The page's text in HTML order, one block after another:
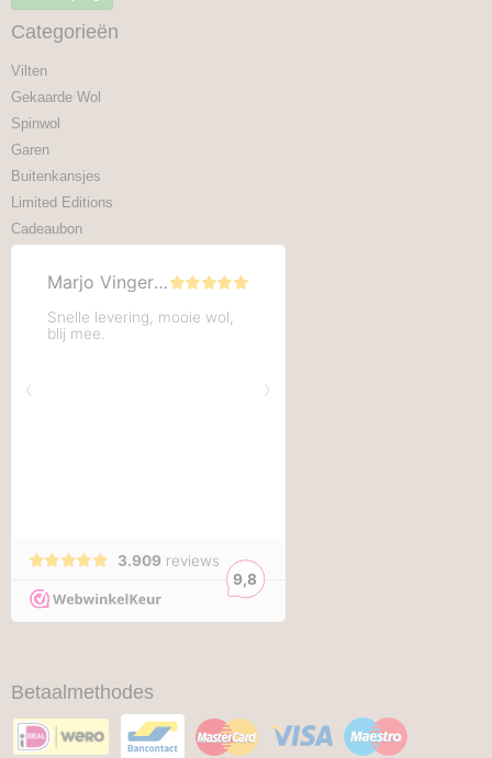
Categorieën
Vilten
Gekaarde Wol
Spinwol
Garen
Buitenkansjes
Limited Editions
Cadeaubon
Betaalmethodes